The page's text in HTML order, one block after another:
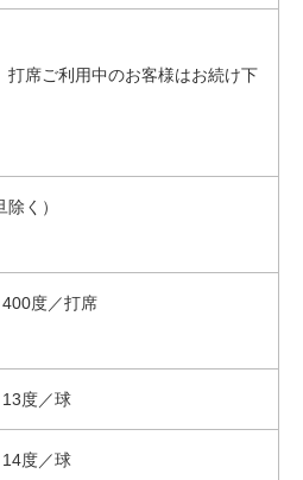
打席ご利用中のお客様はお続け下
く）
400度／打席
13度／球
14度／球